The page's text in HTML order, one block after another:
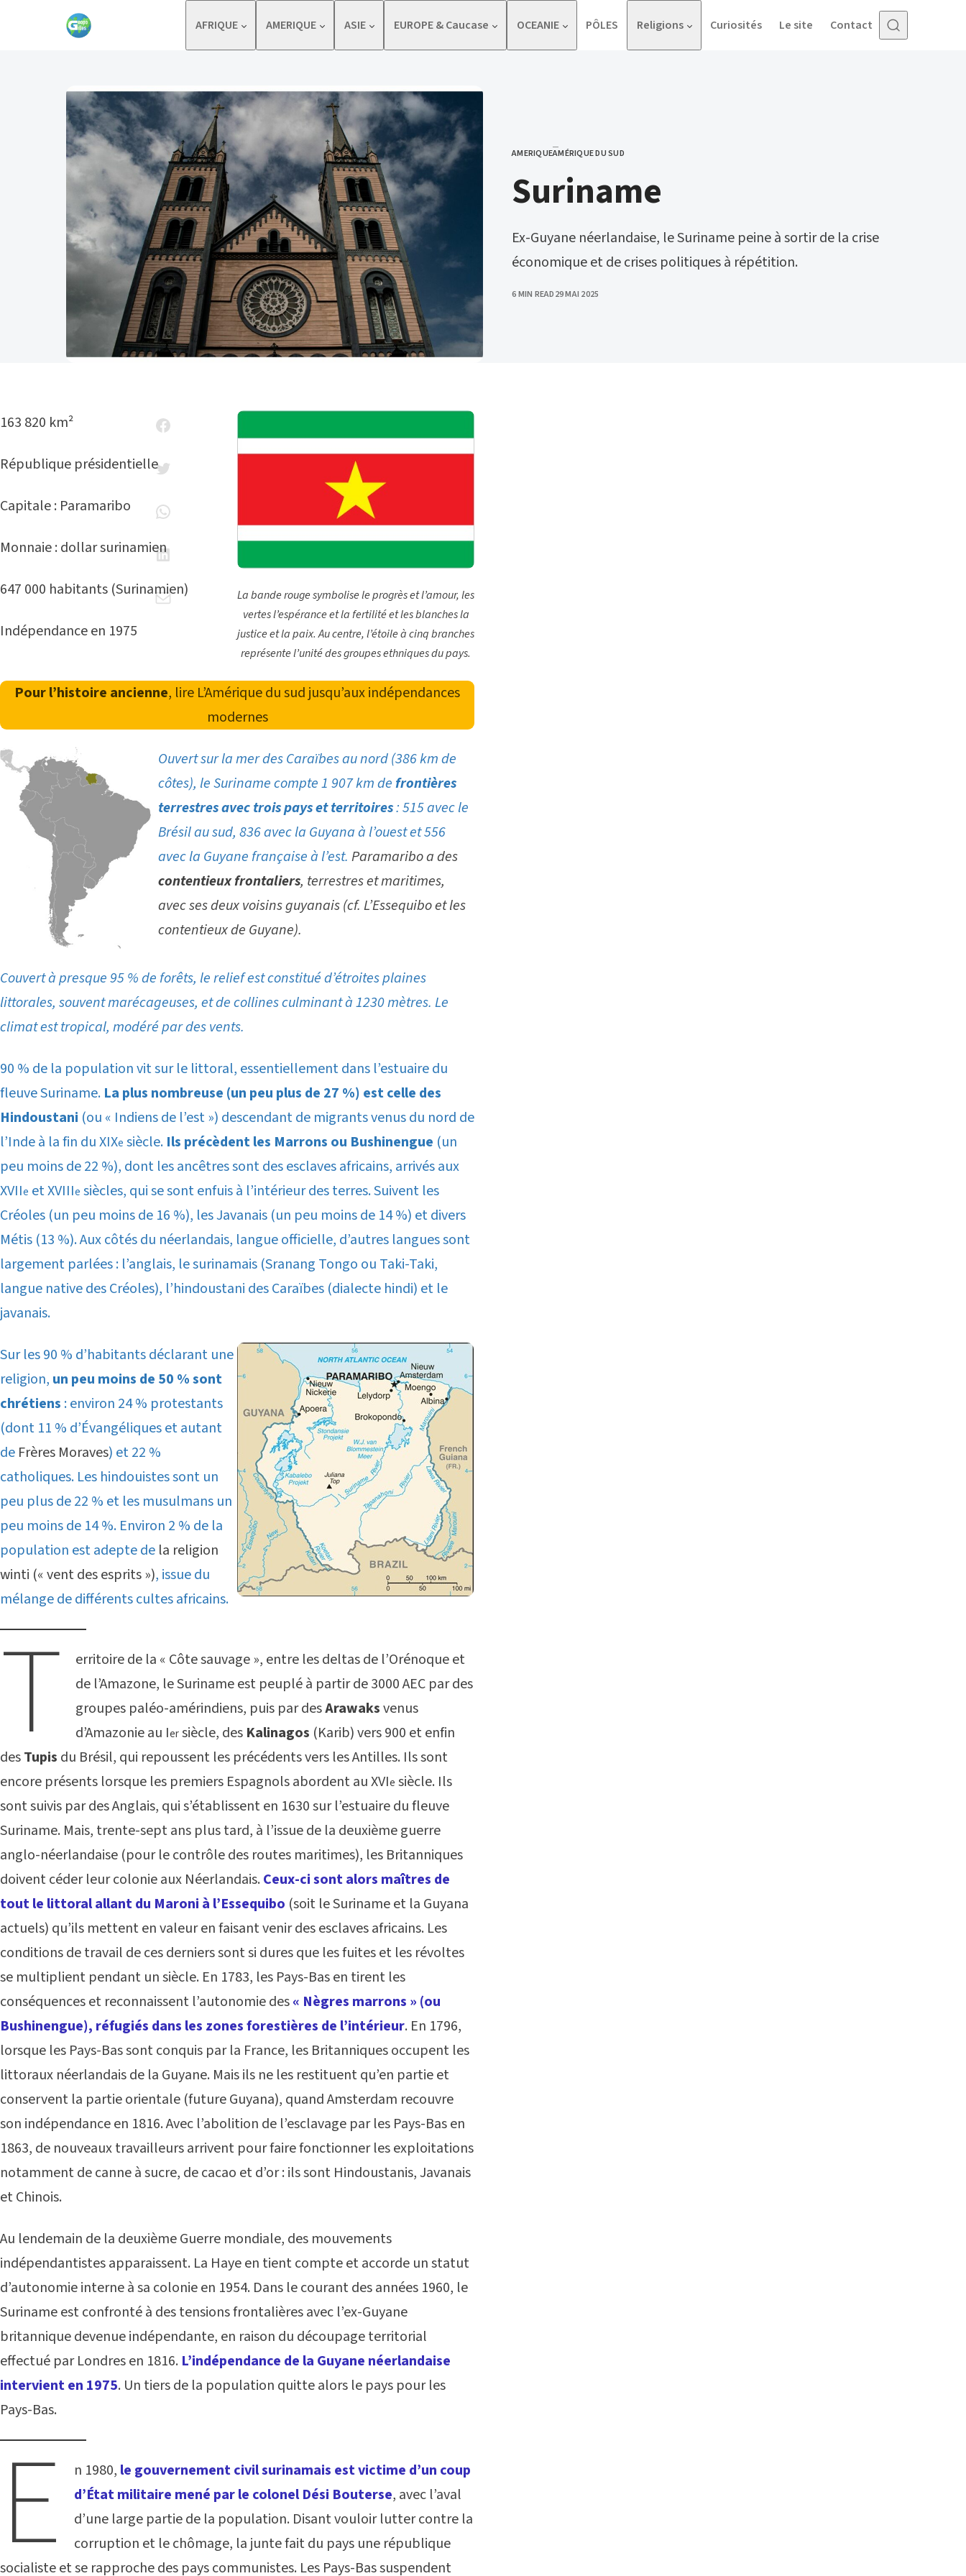
Skip to content
AFRIQUE AMERIQUE ASIE EUROPE & Caucase OCEANIE PÔLES Religions Curiosités Le site Contact
CATEGORY
AMERIQUEAMÉRIQUE DU SUD
Suriname
Ex-Guyane néerlandaise, le Suriname peine à sortir de la crise
économique et de crises politiques à répétition.
6 MIN READPUBLISHED
29 MAI 2025
163 820 km²
République présidentielle
Capitale : Paramaribo
Monnaie : dollar surinamien
647 000 habitants (Surinamien)
Indépendance en 1975
La bande rouge symbolise le progrès et l’amour, les
vertes l’espérance et la fertilité et les blanches la
justice et la paix. Au centre, l’étoile à cinq branches
représente l’unité des groupes ethniques du pays.
Pour l’histoire ancienne, lire L’Amérique du sud jusqu’aux indépendances
modernes
Ouvert sur la mer des Caraïbes au nord (386 km de
côtes), le Suriname compte 1 907 km defrontières
terrestres avec trois pays et territoires: 515 avec le
Brésil au sud, 836 avec la Guyana à l’ouest et 556
avec la Guyane française à l’est. Paramaribo a des
contentieux frontaliers, terrestres et maritimes,
avec ses deux voisins guyanais (cf. L’Essequibo et les
contentieux de Guyane).
Couvert à presque 95 % de forêts, le relief est constitué d’étroites plaines
littorales, souvent marécageuses, et de collines culminant à 1230 mètres. Le
climat est tropical, modéré par des vents.
90 % de la population vit sur le littoral, essentiellement dans l’estuaire du
fleuve Suriname. La plus nombreuse (un peu plus de 27 %) est celle des
Hindoustani (ou « Indiens de l’est ») descendant de migrants venus du nord de
l’Inde à la fin du XIXe siècle. Ils précèdent les Marrons ou Bushinengue (un
peu moins de 22 %), dont les ancêtres sont des esclaves africains, arrivés aux
XVIIe et XVIIIe siècles, qui se sont enfuis à l’intérieur des terres. Suivent les
Créoles (un peu moins de 16 %), les Javanais (un peu moins de 14 %) et divers
Métis (13 %). Aux côtés du néerlandais, langue officielle, d’autres langues sont
largement parlées : l’anglais, le surinamais (Sranang Tongo ou Taki-Taki,
langue native des Créoles), l’hindoustani des Caraïbes (dialecte hindi) et le
javanais.
Sur les 90 % d’habitants déclarant une
religion, un peu moins de 50 % sont
chrétiens : environ 24 % protestants
(dont 11 % d’Évangéliques et autant
de Frères Moraves) et 22 %
catholiques. Les hindouistes sont un
peu plus de 22 % et les musulmans un
peu moins de 14 %. Environ 2 % de la
population est adepte de la religion
winti (« vent des esprits »), issue du
mélange de différents cultes africains.
T
erritoire de la « Côte sauvage », entre les deltas de l’Orénoque et
de l’Amazone, le Suriname est peuplé à partir de 3000 AEC par des
groupes paléo-amérindiens, puis par desArawaksvenus
d’Amazonie au Iersiècle, des Kalinagos (Karib) vers 900 et enfin
desTupis du Brésil, qui repoussent les précédents vers les Antilles. Ils sont
encore présents lorsque les premiers Espagnols abordent au XVIe siècle. Ils
sont suivis par des Anglais, qui s’établissent en 1630 sur l’estuaire du fleuve
Suriname. Mais, trente-sept ans plus tard, à l’issue de la deuxième guerre
anglo-néerlandaise (pour le contrôle des routes maritimes), les Britanniques
doivent céder leur colonie aux Néerlandais. Ceux-ci sont alors maîtres de
tout le littoral allant du Maroni à l’Essequibo (soit le Suriname et la Guyana
actuels) qu’ils mettent en valeur en faisant venir des esclaves africains. Les
conditions de travail de ces derniers sont si dures que les fuites et les révoltes
se multiplient pendant un siècle. En 1783, les Pays-Bas en tirent les
conséquences et reconnaissent l’autonomie des« Nègres marrons » (ou
Bushinengue), réfugiés dans les zones forestières de l’intérieur. En 1796,
lorsque les Pays-Bas sont conquis par la France, les Britanniques occupent les
littoraux néerlandais de la Guyane. Mais ils ne les restituent qu’en partie et
conservent la partie orientale (future Guyana), quand Amsterdam recouvre
son indépendance en 1816. Avec l’abolition de l’esclavage par les Pays-Bas en
1863, de nouveaux travailleurs arrivent pour faire fonctionner les exploitations
notamment de canne à sucre, de cacao et d’or : ils sont Hindoustanis, Javanais
et Chinois.
Au lendemain de la deuxième Guerre mondiale, des mouvements
indépendantistes apparaissent. La Haye en tient compte et accorde un statut
d’autonomie interne à sa colonie en 1954. Dans le courant des années 1960, le
Suriname est confronté à des tensions frontalières avec l’ex-Guyane
britannique devenue indépendante, en raison du découpage territorial
effectué par Londres en 1816. L’indépendance de la Guyane néerlandaise
intervient en 1975. Un tiers de la population quitte alors le pays pour les
Pays-Bas.
E n 1980, le gouvernement civil surinamais est victime d’un coup
d’État militaire mené par le colonel Dési Bouterse, avec l’aval
d’une large partie de la population. Disant vouloir lutter contre la
corruption et le chômage, la junte fait du pays une république
socialiste et se rapproche des pays communistes. Les Pays-Bas suspendent